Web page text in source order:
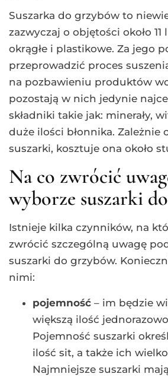
Suszarka do grzybów to
zazwyczaj o objętości około
okrągłe i plastikowe. Za jego
przeprowadzić proces
na pozbawieniu produktów
pozostają w nich jedynie
składniki takie jak: minerały,
duże ilości błonnika. Zależnie
suszarki, kosztuje ona około
Na co zwrócić
wyborze suszarki
Istnieje kilka czynników, na
zwrócić szczególną uwagę
suszarki do grzybów.
nimi:
pojemność – im będzie
większą ilość
Pojemność suszarki
ilość sit, a także ich
Najmniejsze suszarki